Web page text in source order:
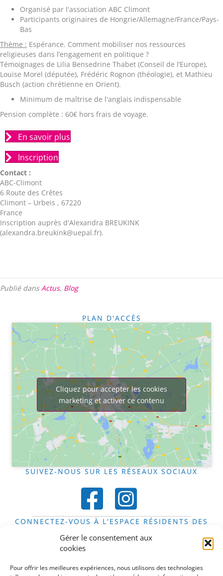
Gérer le consentement aux
cookies
Pour offrir les meilleures expériences, nous utilisons des technologies
Organisé par l'association ABC Climont
Participants originaires de Hongrie/Allemagne/France/Pays-
Bas
Thème : Espérance. Comment mobiliser nos ressources
religieuses dans l’engagement en politique ?
Témoignages de Lilia Bensedrine Thabet (Conseil de l’Europe),
Louise Morel (députée), Frédéric Rognon (théologie), et Mathieu
Busch (action chrétienne en Orient).
Minimum de maîtrise de l'anglais indispensable
Pension complète : 60€ hors frais de voyage.
En savoir plus
Inscription
Contact :
ABC-Climont
6 Route des Crêtes
Climont – Urbeis , 67220
France
Inscription auprès d'Alexandra BREUKINK
(alexandra.breukink@uepal.fr).
Publié dansActus, Blog
PLAN D'ACCÈS
Cliquez pour accepter les cookies
marketing et activer ce contenu
SUIVEZ-NOUS SUR LES RÉSEAUX SOCIAUX
CONNECTEZ-VOUS À L'ESPACE RÉSIDENTS DES